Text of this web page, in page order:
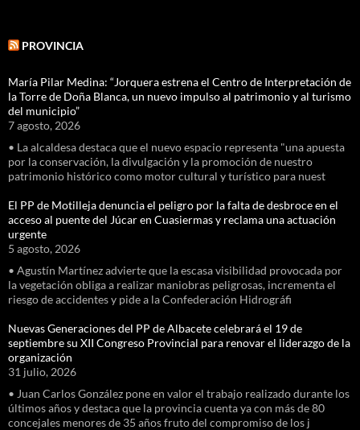
PROVINCIA
María Pilar Medina: “Jorquera estrena el Centro de Interpretación de
la Torre de Doña Blanca, un nuevo impulso al patrimonio y al turismo
del municipio”
7 agosto, 2026
• La alcaldesa destaca que el nuevo espacio representa "una apuesta
por la conservación, la divulgación y la promoción de nuestro
patrimonio histórico como motor cultural y turístico para nuest
El PP de Motilleja denuncia el peligro por la falta de desbroce en el
acceso al puente del Júcar en Cuasiermas y reclama una actuación
urgente
5 agosto, 2026
• Agustín Martínez advierte que la escasa visibilidad provocada por
la vegetación obliga a realizar maniobras peligrosas, incrementa el
riesgo de accidentes y pide a la Confederación Hidrográfi
Nuevas Generaciones del PP de Albacete celebrará el 19 de
septiembre su XII Congreso Provincial para renovar el liderazgo de la
organización
31 julio, 2026
• Juan Carlos González pone en valor el trabajo realizado durante los
últimos años y destaca que la provincia cuenta ya con más de 80
concejales menores de 35 años fruto del compromiso de los j